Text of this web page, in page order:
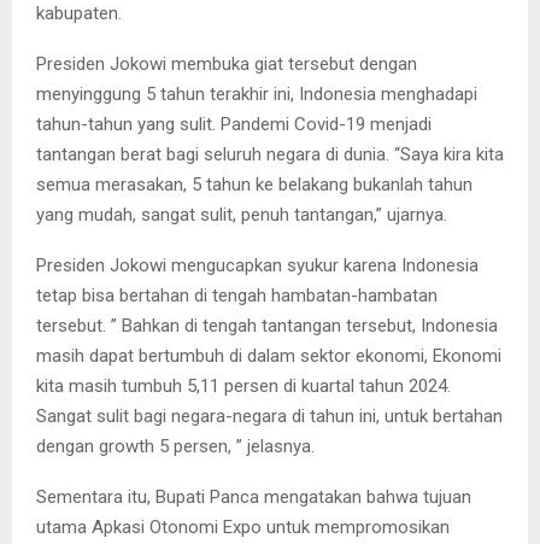
kabupaten.
Presiden Jokowi membuka giat tersebut dengan
menyinggung 5 tahun terakhir ini, Indonesia menghadapi
tahun-tahun yang sulit. Pandemi Covid-19 menjadi
tantangan berat bagi seluruh negara di dunia. “Saya kira kita
semua merasakan, 5 tahun ke belakang bukanlah tahun
yang mudah, sangat sulit, penuh tantangan,” ujarnya.
Presiden Jokowi mengucapkan syukur karena Indonesia
tetap bisa bertahan di tengah hambatan-hambatan
tersebut. ” Bahkan di tengah tantangan tersebut, Indonesia
masih dapat bertumbuh di dalam sektor ekonomi, Ekonomi
kita masih tumbuh 5,11 persen di kuartal tahun 2024.
Sangat sulit bagi negara-negara di tahun ini, untuk bertahan
dengan growth 5 persen, ” jelasnya.
Sementara itu, Bupati Panca mengatakan bahwa tujuan
utama Apkasi Otonomi Expo untuk mempromosikan